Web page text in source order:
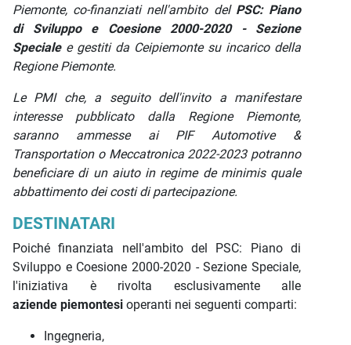
Piemonte, co-finanziati nell'ambito del PSC: Piano
di Sviluppo e Coesione 2000-2020 - Sezione
Specialee gestiti da Ceipiemonte su incarico della
Regione Piemonte.
Le PMI che, a seguito dell'invito a manifestare
interesse pubblicato dalla Regione Piemonte,
saranno ammesse ai PIF Automotive &
Transportation o Meccatronica 2022-2023 potranno
beneficiare di un aiuto in regime de minimis quale
abbattimento dei costi di partecipazione.
DESTINATARI
Poiché finanziata nell'ambito del PSC: Piano di
Sviluppo e Coesione 2000-2020 - Sezione Speciale,
l'iniziativa è rivolta esclusivamente alle
aziende piemontesi operanti nei seguenti comparti:
Ingegneria,